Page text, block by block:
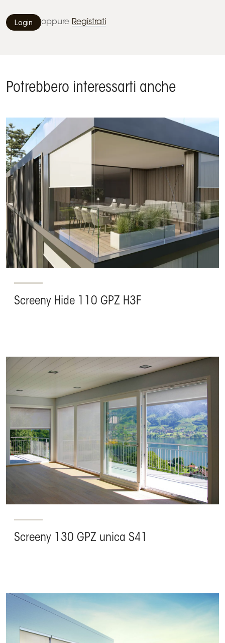
Login oppure Registrati
Potrebbero interessarti anche
Screeny Hide 110 GPZ H3F
Screeny 130 GPZ unica S41